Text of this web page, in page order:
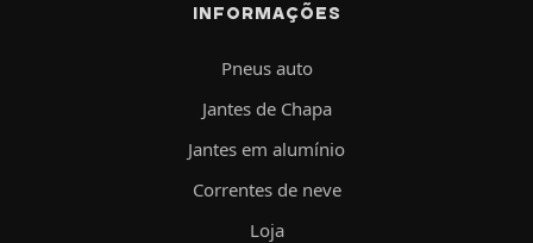
INFORMAÇÕES
Pneus auto
Jantes de Chapa
Jantes em alumínio
Correntes de neve
Loja